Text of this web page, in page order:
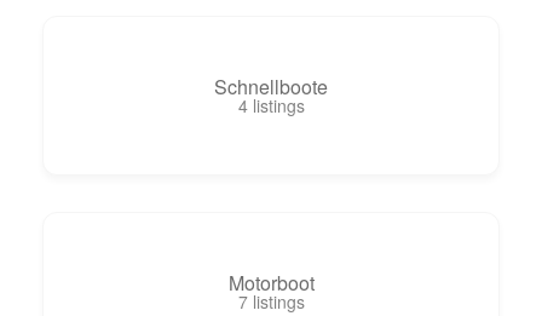
Schnellboote
4 listings
Motorboot
7 listings